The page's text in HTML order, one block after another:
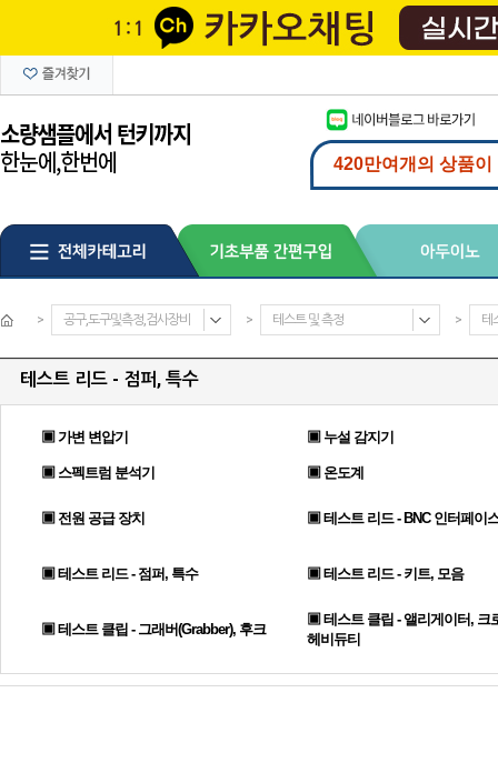
> 공구,도구및측정,검사장비 > 테스트 및 측정 > 테
테스트 리드 - 점퍼, 특수
▣ 가변 변압기 ▣ 누설 감지기
▣ 스펙트럼 분석기 ▣ 온도계
▣ 전원 공급 장치 ▣ 테스트 리드 - BNC 인터페이
▣ 테스트 리드 - 점퍼, 특수 ▣ 테스트 리드 - 키트, 모음
▣ 테스트 클립 - 그래버(Grabber), 후크
▣ 테스트 클립 - 앨리게이터, 크
헤비듀티